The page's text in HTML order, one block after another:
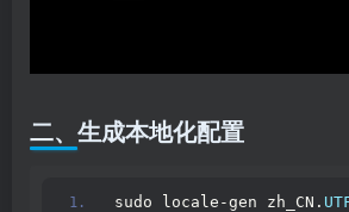
二、生成本地化配置
sudo locale-gen zh_CN.